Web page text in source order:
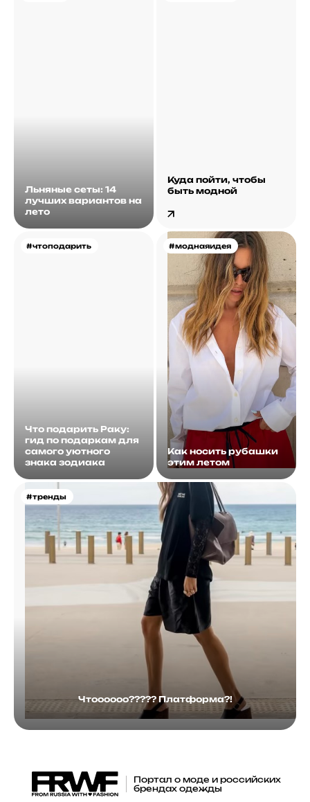
Льняные сеты: 14
лучших вариантов на
лето
Куда пойти, чтобы
быть модной
#чтоподарить
Что подарить Раку:
гид по подаркам для
самого уютного
знака зодиака
#моднаяидея
Как носить рубашки
этим летом
#тренды
Чтоооооо????? Платформа?!
Портал о моде и российских
брендах одежды